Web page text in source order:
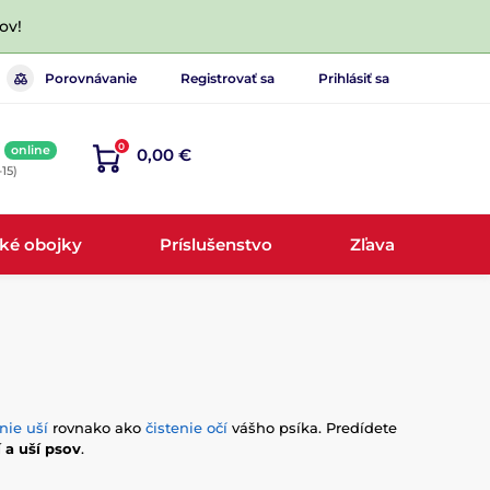
Porovnávanie Registrovať sa Prihlásiť sa
online 0 0,00 €
obojky Príslušenstvo Zľava
uší rovnako ako čistenie očí vášho psíka. Predídete
uší psov.